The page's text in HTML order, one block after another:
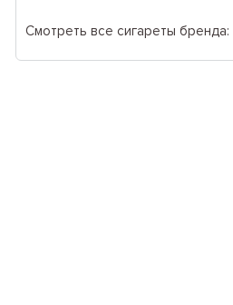
Смотреть все сигареты бренда: